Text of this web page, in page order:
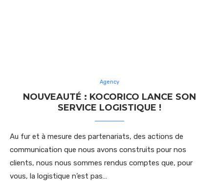
Agency
NOUVEAUTÉ : KOCORICO LANCE SON
SERVICE LOGISTIQUE !
Au fur et à mesure des partenariats, des actions de
communication que nous avons construits pour nos
clients, nous nous sommes rendus comptes que, pour
vous, la logistique n’est pas…